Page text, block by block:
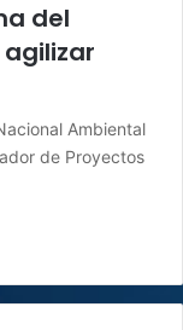
del
Ambiental
de Proyectos